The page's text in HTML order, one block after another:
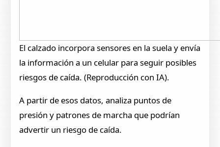
El calzado incorpora sensores en la suela y envía
la información a un celular para seguir posibles
riesgos de caída. (Reproducción con IA).
A partir de esos datos, analiza puntos de
presión y patrones de marcha que podrían
advertir un riesgo de caída.